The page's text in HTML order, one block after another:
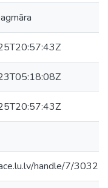
handle/7/3032